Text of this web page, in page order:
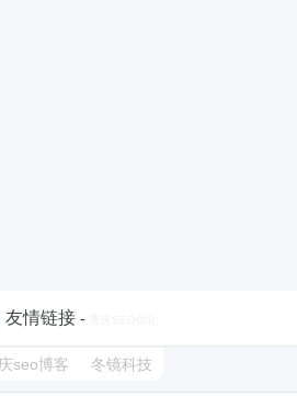
友情链接 -
seo博客 冬镜科技